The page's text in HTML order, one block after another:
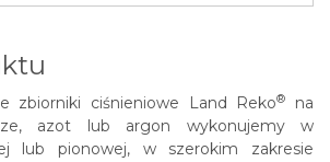
zbiorniki ciśnieniowe Land Reko®
na
azot lub argon wykonujemy w
lub pionowej, w szerokim zakresie